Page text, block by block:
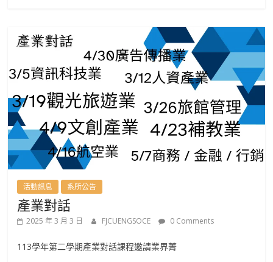
活動訊息 系所公告
產業對話
2025 年 3 月 3 日 FJCUENGSOCE 0 Comments
113學年第二學期產業對話課程邀請業界菁